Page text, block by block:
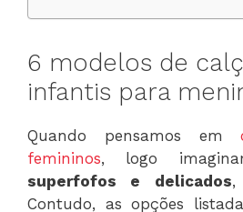
6 modelos de
infantis para
Quando pensamos em
femininos, logo
superfofos e delicados,
Contudo, as opções